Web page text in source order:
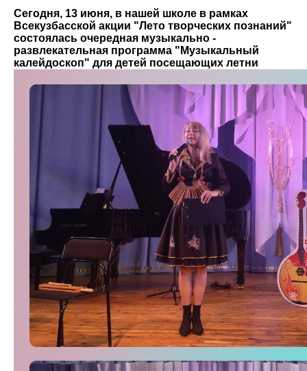
Сегодня, 13 июня, в нашей школе в рамках
Всекузбасской акции "Лето творческих познаний"
состоялась очередная музыкально -
развлекательная программа "Музыкальный
калейдоскоп" для детей посещающих летни